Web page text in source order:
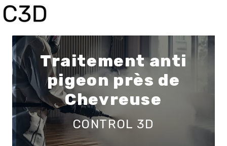
Traitement anti
pigeon près de
Chevreuse
CONTROL 3D
Panneau de gestion des cookies